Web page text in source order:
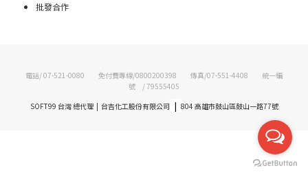
批發合作
電話/ 07-521-0080 免付費專線/0800200398 傳真/07-551-4408 統一編
號 / 79555405
SOFT99 台灣 總代理 | 台吉化工股份有限公司 | 804 高雄市鼓山區鼓山一路77號